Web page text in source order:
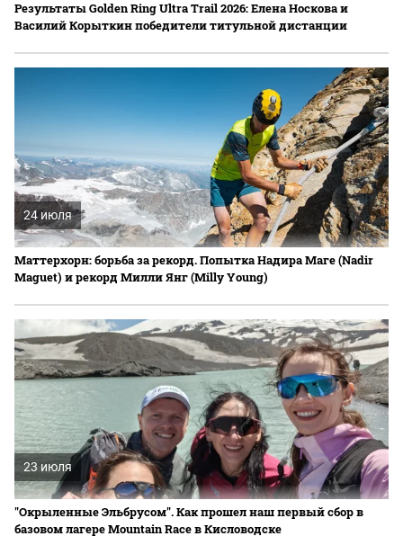
Результаты Golden Ring Ultra Trail 2026: Елена Носкова и
Василий Корыткин победители титульной дистанции
24 июля
Маттерхорн: борьба за рекорд. Попытка Надира Маге (Nadir
Maguet) и рекорд Милли Янг (Milly Young)
23 июля
"Окрыленные Эльбрусом". Как прошел наш первый сбор в
базовом лагере Mountain Race в Кисловодске